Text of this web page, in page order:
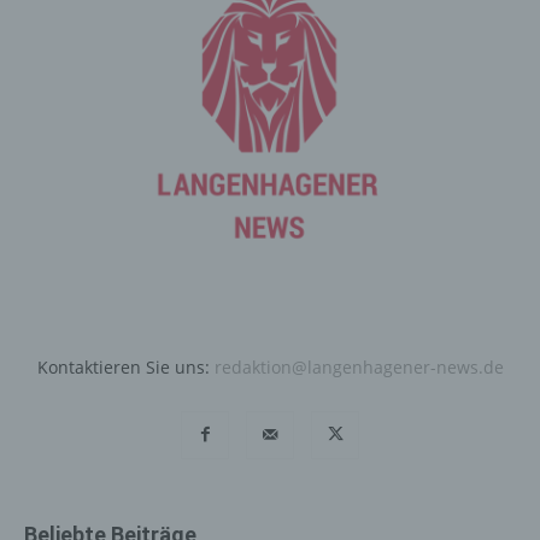
Kontaktieren Sie uns: redaktion@langenhagener-news.de
Beliebte Beiträge
automatisiertes System eine Reihe von allgemeinen
Daten und Informationen. Diese allgemeinen Daten und
Informationen werden in den Logfiles des Servers
gespeichert. Erfasst werden können die (1) verwendeten
Browsertypen und Versionen, (2) das vom zugreifenden
Internetseite, von welcher ein zugreifendes System auf
unsere Internetseite gelangt (sogenannte Referrer), (4)
die Unterwebseiten, welche über ein zugreifendes
zugreifenden Systems und (8) sonstige ähnliche Daten
Angriffen auf unsere informationstechnologischen